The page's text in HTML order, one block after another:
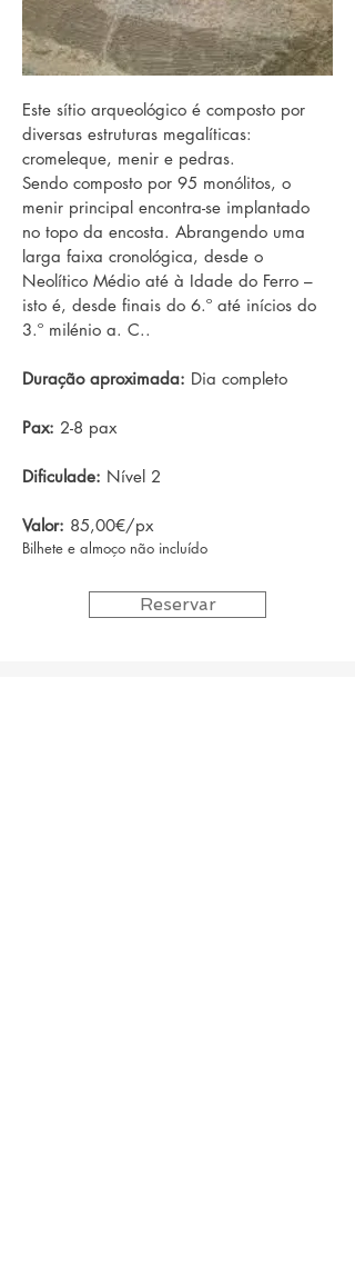
Este sítio arqueológico é composto por
diversas estruturas megalíticas:
cromeleque, menir e pedras.
Sendo composto por 95 monólitos, o
menir principal encontra-se implantado
no topo da encosta. Abrangendo uma
larga faixa cronológica, desde o
Neolítico Médio até à Idade do Ferro –
isto é, desde finais do 6.º até inícios do
3.º milénio a. C..
Duração aproximada: Dia completo
Pax: 2-8 pax
Dificulade: Nível 2
Valor: 85,00€/px
Bilhete e almoço não incluído
Reservar